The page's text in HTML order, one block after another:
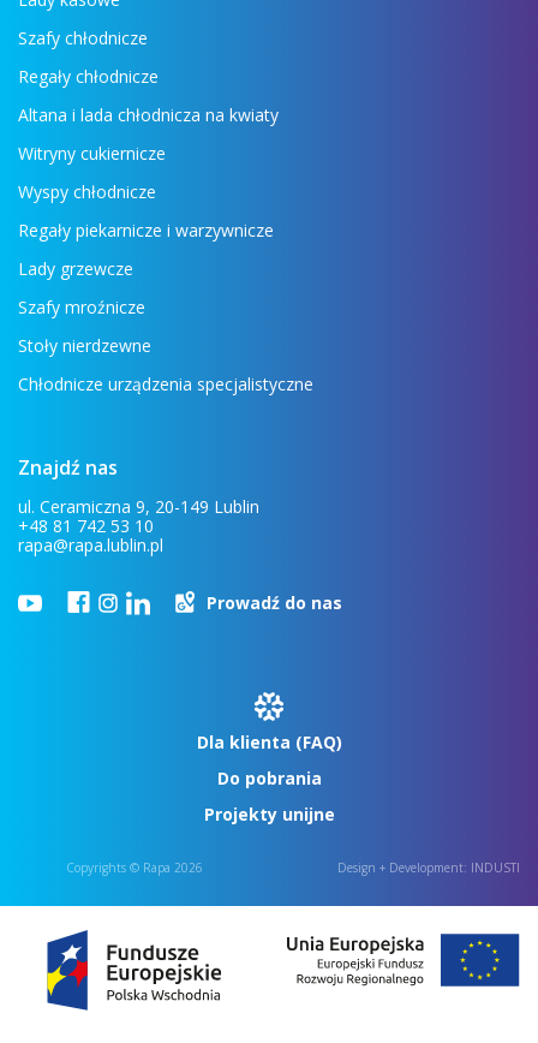
Szafy chłodnicze
Regały chłodnicze
Altana i lada chłodnicza na kwiaty
Witryny cukiernicze
Wyspy chłodnicze
Regały piekarnicze i warzywnicze
Lady grzewcze
Szafy mroźnicze
Stoły nierdzewne
Chłodnicze urządzenia specjalistyczne
Znajdź nas
ul. Ceramiczna 9, 20-149 Lublin
+48 81 742 53 10
rapa@rapa.lublin.pl
Prowadź do nas
Dla klienta (FAQ)
Do pobrania
Projekty unijne
Copyrights © Rapa 2026 Design + Development: INDUSTI